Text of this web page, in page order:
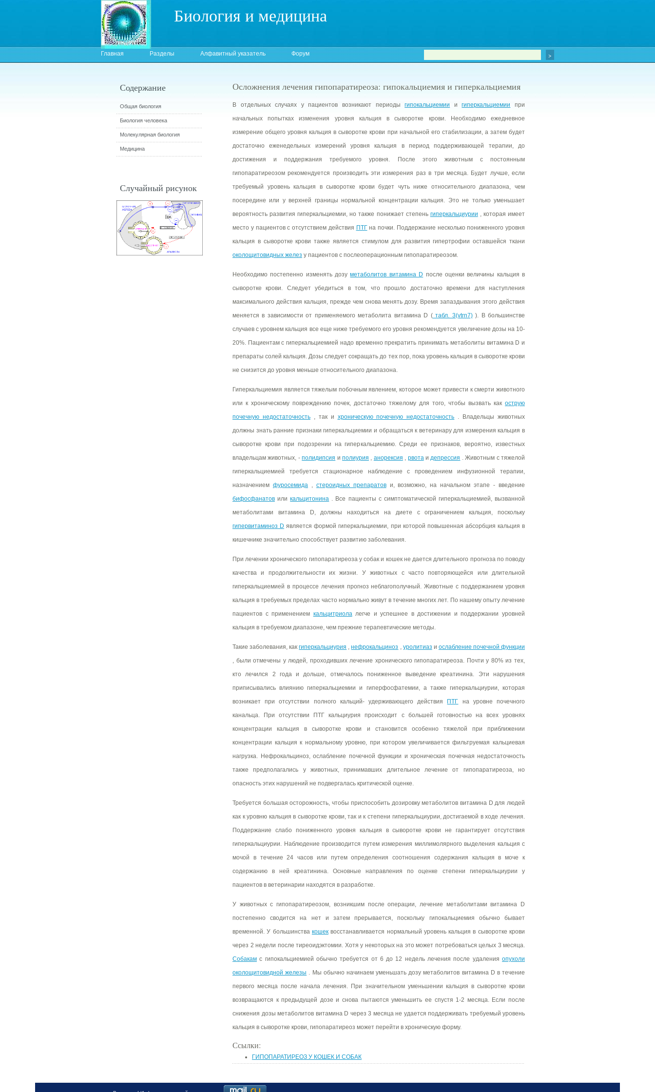
Биология и медицина
Главная Разделы Алфавитный указатель Форум
Осложнения лечения гипопаратиреоза: гипокальциемия и гиперкальциемия
В отдельных случаях у пациентов возникают периодыгипокальциемии игиперкальциемии
при
начальных попытках изменения уровня кальция в сыворотке крови. Необходимо ежедневное
измерение общего уровня кальция в сыворотке крови при начальной его стабилизации, а затем будет
достаточно еженедельных измерений уровня кальция в период поддерживающей терапии, до
достижения и поддержания требуемого уровня. После этого животным с постоянным
гипопаратиреозом рекомендуется производить эти измерения раз в три месяца. Будет лучше, если
требуемый уровень кальция в сыворотке крови будет чуть ниже относительного диапазона, чем
посередине или у верхней границы нормальной концентрации кальция. Это не только уменьшает
вероятность развития гиперкальциемии, но также понижает степень гиперкальциурии , которая имеет
место у пациентов с отсутствием действия ПТГна почки. Поддержание несколько пониженного уровня
кальция в сыворотке крови также является стимулом для развития гипертрофии оставшейся ткани
околощитовидных желез у пациентов с послеоперационным гипопаратиреозом.
Необходимо постепенно изменять дозуметаболитов витамина D после оценки величины кальция в
сыворотке крови. Следует убедиться в том, что прошло достаточно времени для наступления
максимального действия кальция, прежде чем снова менять дозу. Время запаздывания этого действия
меняется в зависимости от применяемого метаболита витамина D (табл. 3(vtrn7)). В большинстве
случаев с уровнем кальция все еще ниже требуемого его уровня рекомендуется увеличение дозы на 10-
20%. Пациентам с гиперкальциемией надо временно прекратить принимать метаболиты витамина D и
препараты солей кальция. Дозы следует сокращать до тех пор, пока уровень кальция в сыворотке крови
не снизится до уровня меньше относительного диапазона.
Гиперкальциемия является тяжелым побочным явлением, которое может привести к смерти животного
или к хроническому повреждению почек, достаточно тяжелому для того, чтобы вызвать как острую
почечную недостаточность, так и хроническую почечную недостаточность . Владельцы животных
должны знать ранние признаки гиперкальциемии и обращаться к ветеринару для измерения кальция в
сыворотке крови при подозрении на гиперкальциемию. Среди ее признаков, вероятно, известных
владельцам животных, -полидипсия иполиурия , анорексия , рвотаидепрессия . Животным с тяжелой
гиперкальциемией требуется стационарное наблюдение с проведением инфузионной терапии,
назначением фуросемида, стероидных препаратови, возможно, на начальном этапе - введение
бифосфанатов иликальцитонина . Все пациенты с симптоматической гиперкальциемией, вызванной
метаболитами витамина D, должны находиться на диете с ограничением кальция, поскольку
гипервитаминоз D является формой гиперкальциемии, при которой повышенная абсорбция кальция в
кишечнике значительно способствует развитию заболевания.
При лечении хронического гипопаратиреоза у собак и кошек не дается длительного прогноза по поводу
качества и продолжительности их жизни. У животных с часто повторяющейся или длительной
гиперкальциемией в процессе лечения прогноз неблагополучный. Животные с поддержанием уровня
кальция в требуемых пределах часто нормально живут в течение многих лет. По нашему опыту лечение
пациентов с применением кальцитриолалегче и успешнее в достижении и поддержании уровней
кальция в требуемом диапазоне, чем прежние терапевтические методы.
Такие заболевания, какгиперкальциурия ,нефрокальциноз , уролитиаз и ослабление почечной функции
, были отмечены у людей, проходивших лечение хронического гипопаратиреоза. Почти у 80% из тех,
кто лечился 2 года и дольше, отмечалось пониженное выведение креатинина. Эти нарушения
приписывались влиянию гиперкальциемии и гиперфосфатемии, а также гиперкальциурии, которая
возникает при отсутствии полного кальций- удерживающего действия
ПТГ на уровне почечного
канальца. При отсутствии ПТГ кальциурия происходит с большей готовностью на всех уровнях
концентрации кальция в сыворотке крови и становится особенно тяжелой при приближении
концентрации кальция к нормальному уровню, при котором увеличивается фильтруемая кальциевая
нагрузка. Нефрокальциноз, ослабление почечной функции и хроническая почечная недостаточность
также предполагались у животных, принимавших длительное лечение от гипопаратиреоза, но
опасность этих нарушений не подвергалась критической оценке.
Требуется большая осторожность, чтобы приспособить дозировку метаболитов витамина D для людей
как к уровню кальция в сыворотке крови, так и к степени гиперкальциурии, достигаемой в ходе лечения.
Поддержание слабо пониженного уровня кальция в сыворотке крови не гарантирует отсутствия
гиперкальциурии. Наблюдение производится путем измерения миллимолярного выделения кальция с
мочой в течение 24 часов или путем определения соотношения содержания кальция в моче к
содержанию в ней креатинина. Основные направления по оценке степени гиперкальциурии у
пациентов в ветеринарии находятся в разработке.
У животных с гипопаратиреозом, возникшим после операции, лечение метаболитами витамина D
постепенно сводится на нет и затем прерывается, поскольку гипокальциемия обычно бывает
временной. У большинства кошеквосстанавливается нормальный уровень кальция в сыворотке крови
через 2 недели после тиреоидэктомии. Хотя у некоторых на это может потребоваться целых 3 месяца.
Собакам с гипокальциемией обычно требуется от 6 до 12 недель лечения после удаления опухоли
околощитовидной железы . Мы обычно начинаем уменьшать дозу метаболитов витамина D в течение
первого месяца после начала лечения. При значительном уменьшении кальция в сыворотке крови
возвращаются к предыдущей дозе и снова пытаются уменьшить ее спустя 1-2 месяца. Если после
снижения дозы метаболитов витамина D через 3 месяца не удается поддерживать требуемый уровень
кальция в сыворотке крови, гипопаратиреоз может перейти в хроническую форму.
Ссылки:
ГИПОПАРАТИРЕОЗ У КОШЕК И СОБАК
Содержание
Общая биология
Биология человека
Молекулярная биология
Медицина
Случайный рисунок